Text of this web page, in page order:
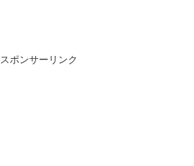
スポンサーリンク